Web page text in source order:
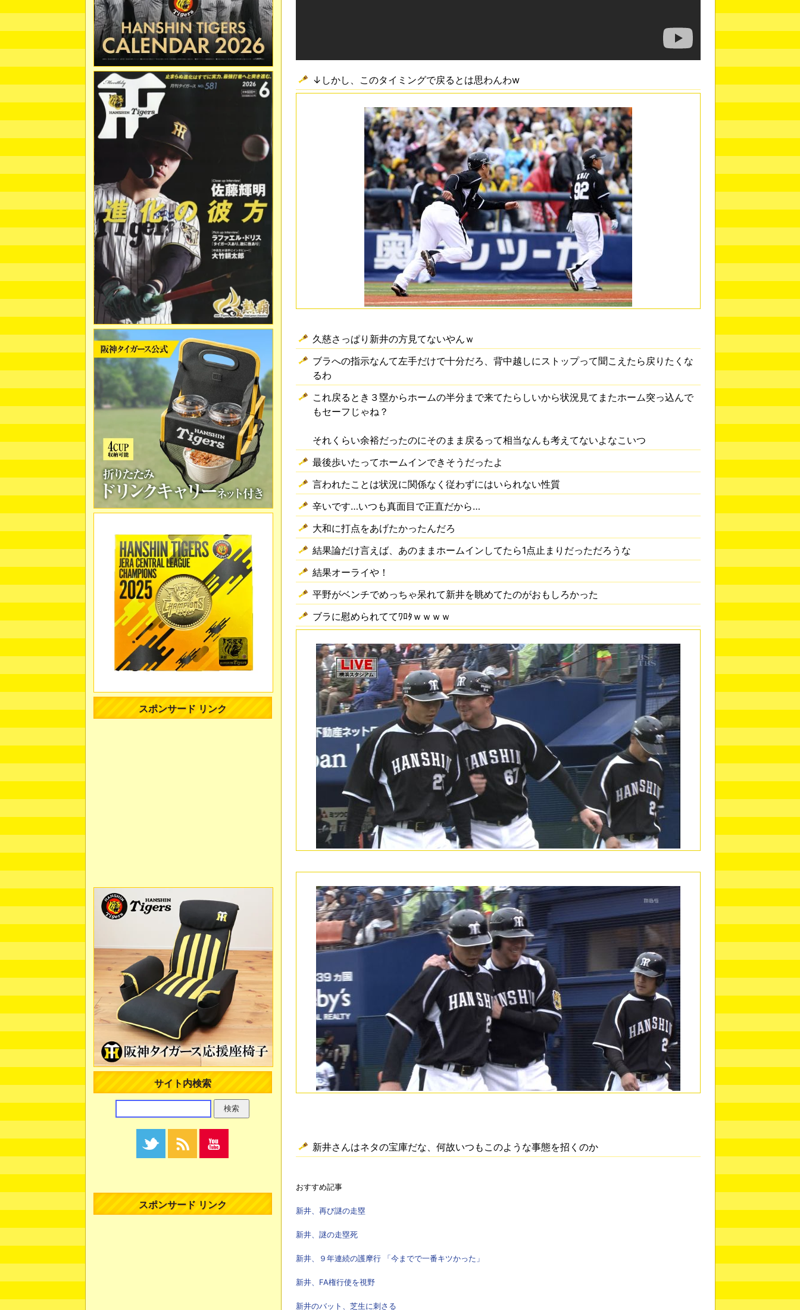
↓しかし、このタイミングで戻るとは思わんわw
久慈さっぱり新井の方見てないやんｗ
ブラへの指示なんて左手だけで十分だろ、背中越しにストップって聞こえたら戻りたくな
るわ
これ戻るとき３塁からホームの半分まで来てたらしいから状況見てまたホーム突っ込んで
もセーフじゃね？
それくらい余裕だったのにそのまま戻るって相当なんも考えてないよなこいつ
最後歩いたってホームインできそうだったよ
言われたことは状況に関係なく従わずにはいられない性質
辛いです…いつも真面目で正直だから…
大和に打点をあげたかったんだろ
結果論だけ言えば、あのままホームインしてたら1点止まりだっただろうな
結果オーライや！
平野がベンチでめっちゃ呆れて新井を眺めてたのがおもしろかった
ブラに慰められててﾜﾛﾀｗｗｗｗ
新井さんはネタの宝庫だな、何故いつもこのような事態を招くのか
おすすめ記事
新井、再び謎の走塁
新井、謎の走塁死
新井、９年連続の護摩行 「今までで一番キツかった」
新井、FA権行使を視野
新井のバット、芝生に刺さる
スポンサード リンク
サイト内検索
スポンサード リンク